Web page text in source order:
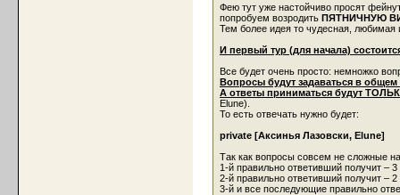
Фею тут уже настойчиво просят
попробуем возродить ПЯТНИЧНУЮ
Тем более идея то чудесная,
И первый тур (для начала)
Все будет очень просто: немножко
Вопросы будут задаваться в общем
А ответы приниматься будут
Elune).
То есть отвечать нужно будет:
private [Аксинья Лазовски, Elune]
Так как вопросы совсем не сложные
1-й правильно ответивший получит – 3
2-й правильно ответивший получит – 2
3-й и все последующие правильно